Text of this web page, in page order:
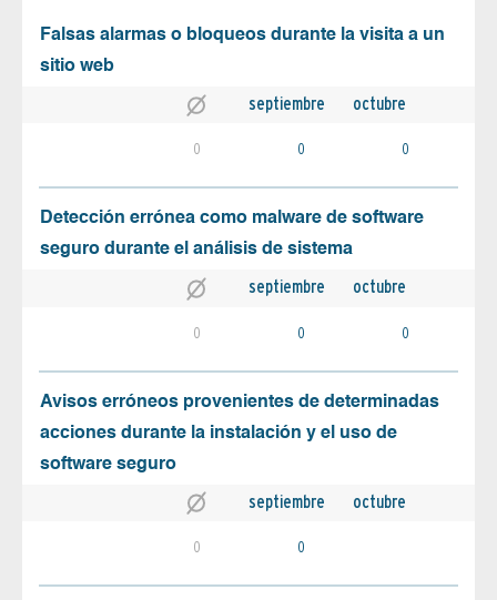
Falsas alarmas o bloqueos durante la visita a un
sitio web
septiembre octubre
0 0 0
Detección errónea como malware de software
seguro durante el análisis de sistema
septiembre octubre
0 0 0
Avisos erróneos provenientes de determinadas
acciones durante la instalación y el uso de
software seguro
septiembre octubre
0 0